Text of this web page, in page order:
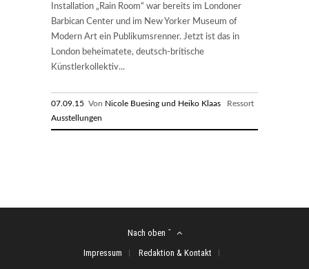
Installation „Rain Room“ war bereits im Londoner
Barbican Center und im New Yorker Museum of
Modern Art ein Publikumsrenner. Jetzt ist das in
London beheimatete, deutsch-britische
Künstlerkollektiv...
07.09.15 Von Nicole Buesing und Heiko Klaas Ressort
Ausstellungen
Nach oben ˆ
Impressum
Redaktion & Kontakt